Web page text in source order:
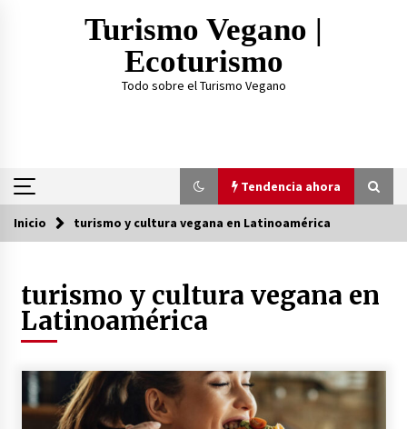
Turismo Vegano |
Ecoturismo
Todo sobre el Turismo Vegano
Tendencia ahora
Tendencia ahora
¿Practicar Yogan y ser Vegano es lo mismo? Te
lo explicamos acá
2 años atrás
TOP 3: Mejores Proteínas Veganas 2023
3 años atrás
Inicio turismo y cultura vegana en Latinoamérica
turismo y cultura vegana en
Latinoamérica